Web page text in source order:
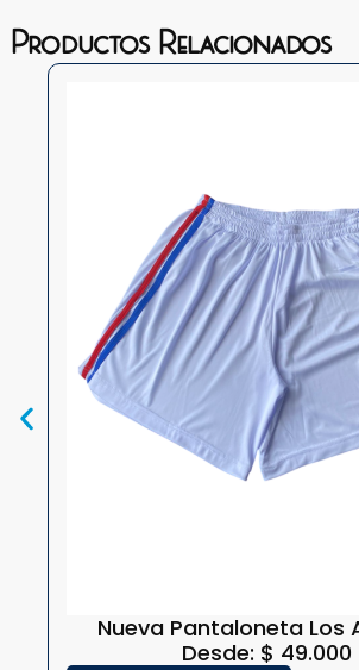
Productos Relacionados
Nueva Pantaloneta Los
Desde: $ 49.000